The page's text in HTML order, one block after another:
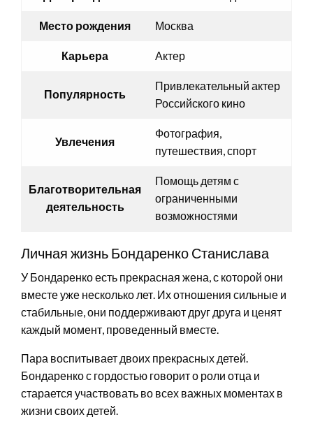
Место рождения Москва
Карьера Актер
Популярность
Привлекательный актер
Российского кино
Увлечения
Фотография,
путешествия, спорт
Благотворительная
деятельность
Помощь детям с
ограниченными
возможностями
Личная жизнь Бондаренко Станислава
У Бондаренко есть прекрасная жена, с которой они
вместе уже несколько лет. Их отношения сильные и
стабильные, они поддерживают друг друга и ценят
каждый момент, проведенный вместе.
Пара воспитывает двоих прекрасных детей.
Бондаренко с гордостью говорит о роли отца и
старается участвовать во всех важных моментах в
жизни своих детей.